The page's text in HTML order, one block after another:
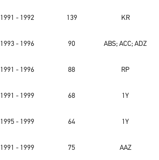
1991 - 1992 139 KR
1993 - 1996 90 ABS; ACC; ADZ
1991 - 1996 88 RP
1991 - 1999 68 1Y
1995 - 1999 64 1Y
1991 - 1999 75 AAZ